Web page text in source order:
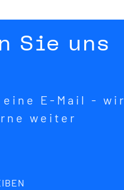
Sie uns
eine E-Mail - wir
weiter